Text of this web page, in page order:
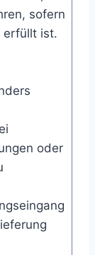
sofern
erfüllt ist.
oder